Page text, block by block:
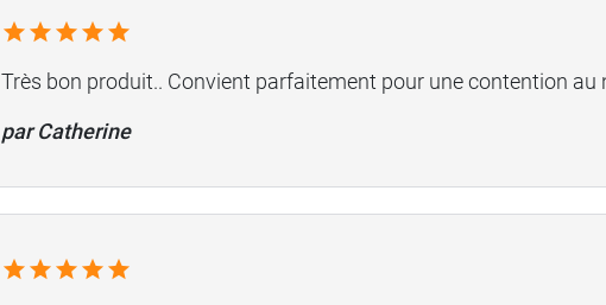
Très bon produit.. Convient parfaitement pour une contention au
par Catherine